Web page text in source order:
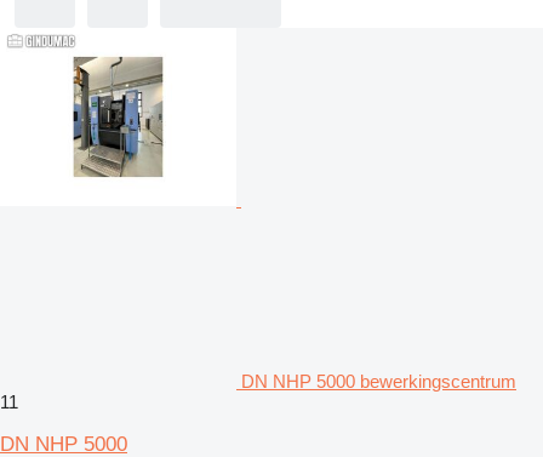
DN NHP 5000 bewerkingscentrum
11
DN NHP 5000